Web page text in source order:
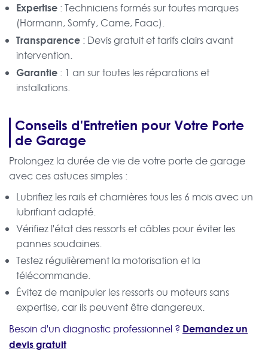
Expertise : Techniciens formés sur toutes marques
(Hörmann, Somfy, Came, Faac).
Transparence : Devis gratuit et tarifs clairs avant
intervention.
Garantie : 1 an sur toutes les réparations et
installations.
Conseils d'Entretien pour Votre Porte
de Garage
Prolongez la durée de vie de votre porte de garage
avec ces astuces simples :
Lubrifiez les rails et charnières tous les 6 mois avec un
lubrifiant adapté.
Vérifiez l'état des ressorts et câbles pour éviter les
pannes soudaines.
Testez régulièrement la motorisation et la
télécommande.
Évitez de manipuler les ressorts ou moteurs sans
expertise, car ils peuvent être dangereux.
Besoin d'un diagnostic professionnel ? Demandez un
devis gratuit